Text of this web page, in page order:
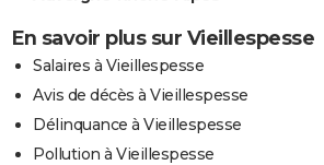
En savoir plus sur Vieillespesse
Salaires à Vieillespesse
Avis de décès à Vieillespesse
Délinquance à Vieillespesse
Pollution à Vieillespesse